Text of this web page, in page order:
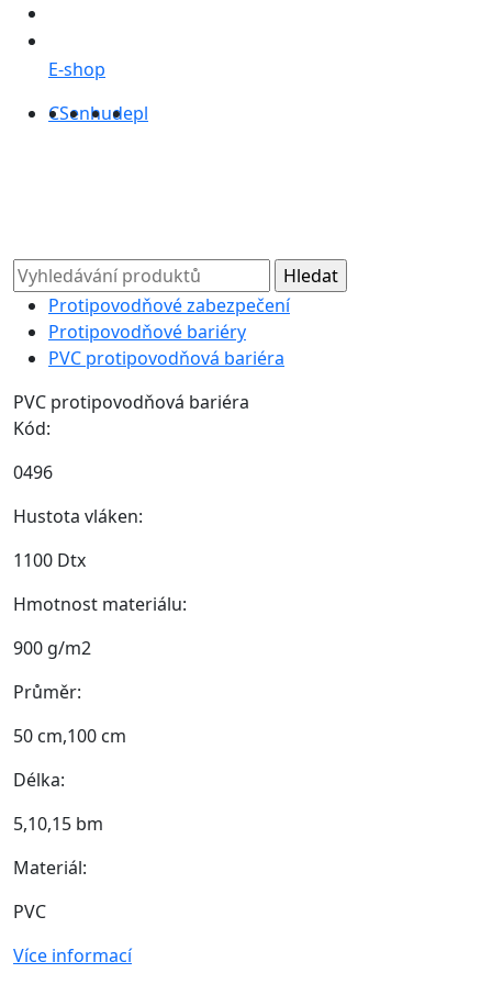
E-shop
CSenhudepl
Protipovodňové zabezpečení
Protipovodňové bariéry
PVC protipovodňová bariéra
PVC protipovodňová bariéra
Kód:
0496
Hustota vláken:
1100 Dtx
Hmotnost materiálu:
900 g/m2
Průměr:
50 cm,100 cm
Délka:
5,10,15 bm
Materiál:
PVC
Více informací